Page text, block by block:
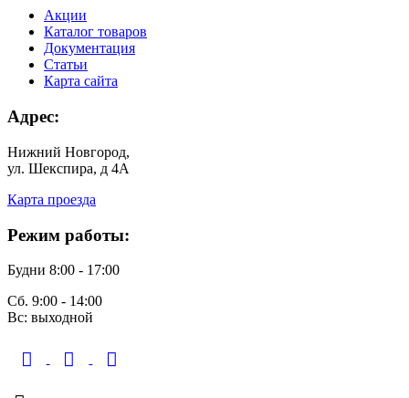
Акции
Каталог товаров
Документация
Статьи
Карта сайта
Адрес:
Нижний Новгород,
ул. Шекспира, д 4А
Карта проезда
Режим работы:
Будни 8:00 - 17:00
Сб. 9:00 - 14:00
Вс: выходной